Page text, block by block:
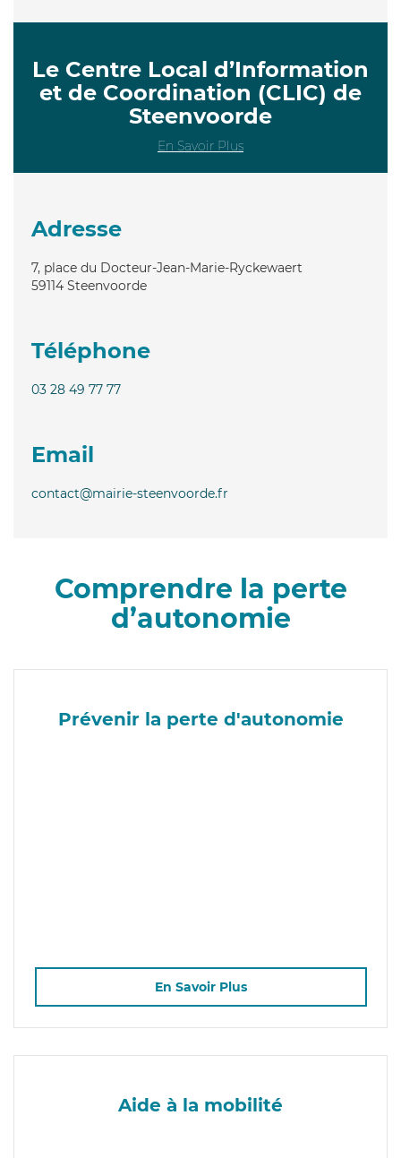
Le Centre Local d’Information
et de Coordination (CLIC) de
Steenvoorde
En Savoir Plus
Adresse
7, place du Docteur-Jean-Marie-Ryckewaert
59114 Steenvoorde
Téléphone
03 28 49 77 77
Email
contact@mairie-steenvoorde.fr
Comprendre la perte
d’autonomie
Prévenir la perte d'autonomie
En Savoir Plus
Aide à la mobilité